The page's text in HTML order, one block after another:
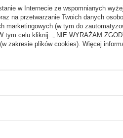
w Internecie ze wspomnianych
na przetwarzanie Twoich danych
marketingowych (w tym do
celu kliknij: „ NIE WYRAŻAM
zakresie plików cookies). Więcej